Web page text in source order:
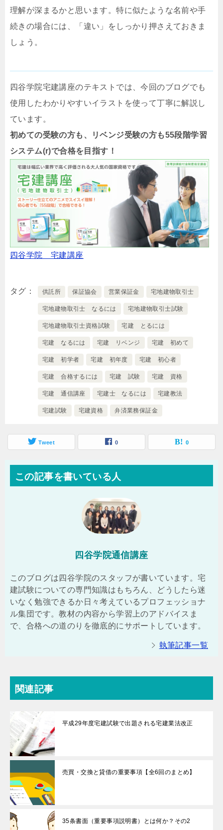
理解が深まるかと思います。特に似たような名前や手
続きの場合には、「違い」をしっかり押さえておきま
しょう。
四谷学院宅建講座のテキストでは、今回のブログでも
使用したわかりやすいイラストを使って丁寧に解説し
ています。
初めての受験の方も、リベンジ受験の方も55段階学習
システム(r)で合格を目指す！
四谷学院 宅建講座
タグ 供託所 保証協会 営業保証金 宅地建物取引士
宅地建物取引士 なるには 宅地建物取引士試験
宅地建物取引士資格試験 宅建 とるには
宅建 なるには 宅建 リベンジ 宅建 初めて
宅建 初学者 宅建 初年度 宅建 初心者
宅建 合格するには 宅建 試験 宅建 資格
宅建 通信講座 宅建士 なるには 宅建教法
宅建試験 宅建資格 弁済業務保証金
Tweet 0 0
この記事を書いている人
四谷学院通信講座
このブログは四谷学院のスタッフが書いています。宅
建試験についての専門知識はもちろん、どうしたら迷
いなく勉強できるか日々考えているプロフェッショナ
ル集団です。教材の内容から学習上のアドバイスま
で、合格への道のりを徹底的にサポートしています。
執筆記事一覧
関連記事
平成29年度宅建試験で出題される宅建業法改正
売買・交換と貸借の重要事項【全6回のまとめ】
35条書面（重要事項説明書）とは何か？その2